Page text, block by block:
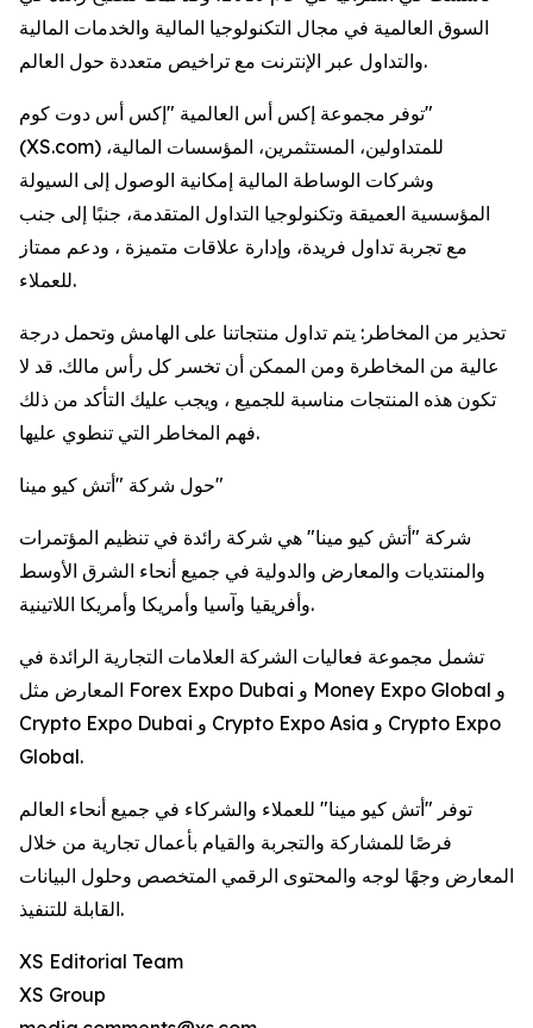
السوق العالمية في مجال التكنولوجيا المالية والخدمات المالية
والتداول عبر الإنترنت مع تراخيص متعددة حول العالم.
توفر مجموعة إكس أس العالمية "إكس أس دوت كوم"
(XS.com) للمتداولين، المستثمرين، المؤسسات المالية،
وشركات الوساطة المالية إمكانية الوصول إلى السيولة
المؤسسية العميقة وتكنولوجيا التداول المتقدمة، جنبًا إلى جنب
مع تجربة تداول فريدة، وإدارة علاقات متميزة ، ودعم ممتاز
للعملاء.
تحذير من المخاطر: يتم تداول منتجاتنا على الهامش وتحمل درجة
عالية من المخاطرة ومن الممكن أن تخسر كل رأس مالك. قد لا
تكون هذه المنتجات مناسبة للجميع ، ويجب عليك التأكد من ذلك
فهم المخاطر التي تنطوي عليها.
حول شركة "أتش كيو مينا"
شركة "أتش كيو مينا" هي شركة رائدة في تنظيم المؤتمرات
والمنتديات والمعارض والدولية في جميع أنحاء الشرق الأوسط
وأفريقيا وآسيا وأمريكا وأمريكا اللاتينية.
تشمل مجموعة فعاليات الشركة العلامات التجارية الرائدة في
المعارض مثل Forex Expo Dubai و Money Expo Global و
Crypto Expo Dubai و Crypto Expo Asia و Crypto Expo
Global.
توفر "أتش كيو مينا" للعملاء والشركاء في جميع أنحاء العالم
فرصًا للمشاركة والتجربة والقيام بأعمال تجارية من خلال
المعارض وجهًا لوجه والمحتوى الرقمي المتخصص وحلول البيانات
القابلة للتنفيذ.
XS Editorial Team
XS Group